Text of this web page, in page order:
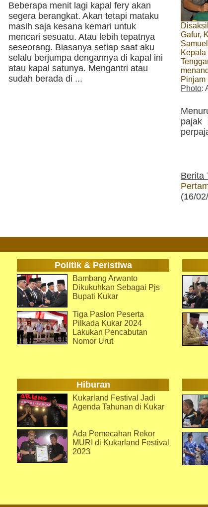
Beberapa menit lagi kapal fery akan
segera berangkat. Akan tetapi mataku
masih saja kesana kemari untuk
mencari sesuatu. Atau lebih tepatnya
seseorang. Biasanya setiap saat aku
selalu berjumpa dengannya di kapal ini
atau kapal satunya. Mengantri atau
sudah berada di ...
Gafur,
Kepala
Pinjam
Photo:
pajak
Berita
(16/
Politik & Peristiwa
Bambang Arwanto
Dikukuhkan Sebagai Pjs
Bupati Kukar
Tiga Paslon Peserta
Pilkada Kukar 2024
Lakukan Pencabutan
Nomor Urut
Hiburan
Kukarland Festival Jadi
Agenda Tahunan di Kukar
Ada Pemecahan Rekor
MURI di Kukarland Festival
2023